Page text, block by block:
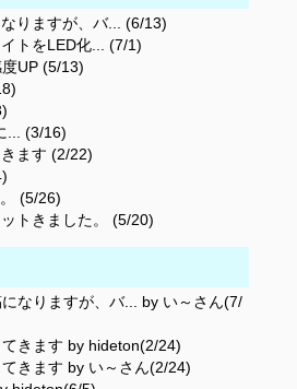
りますが、バ... (6/13)
トをLED化... (7/1)
UP (5/13)
... (3/16)
ます (2/22)
(5/26)
トきました。 (5/20)
なりますが、バ... by い～さん(7/
きます by hideton(2/24)
きます by い～さん(2/24)